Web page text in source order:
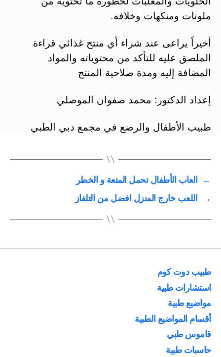
ملونات ومنكهات وخلافه.
أخيراً يراعى عند شراء أي منتج غذائي قراءة
الملصق عليه للتأكد من محتوياته والمواد
المضافة إليه ومدة صلاحية المنتج
إعداد الدكتور: محمد صفوان الموصلي
طبيب الأطفال والرضع في مجمع دبي الطبي
←
العاب الأطفال تحمل المتعة و الخطر
→
اللعب خارج المنزل افضل من التلفاز
طبيب دوت كوم
استشارات طبية
مواضيع طبية
أقسام المواضيع الطبية
قاموس طبي
حاسبات طبية